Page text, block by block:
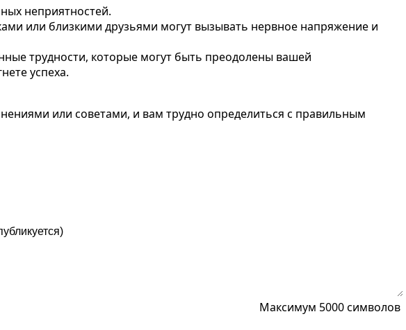
неприятностей.
или близкими друзьями могут вызывать нервное напряжение и
трудности, которые могут быть преодолены вашей
успеха.
или советами, и вам трудно определиться с правильным
Максимум 5000 символов